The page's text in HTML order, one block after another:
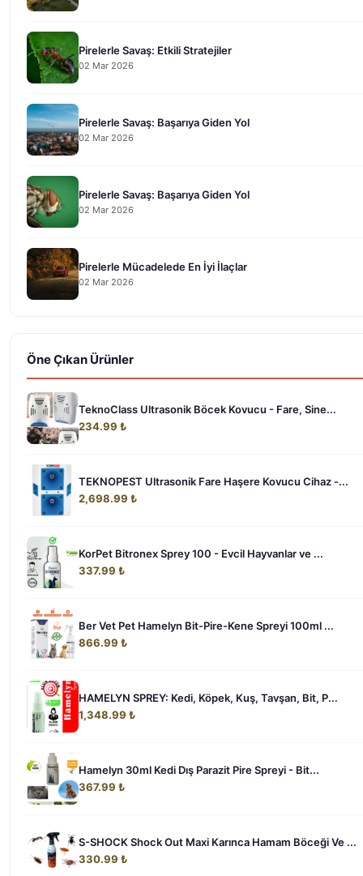
Pirelerle Savaş: Etkili Stratejiler
02 Mar 2026
Pirelerle Savaş: Başarıya Giden Yol
02 Mar 2026
Pirelerle Savaş: Başarıya Giden Yol
02 Mar 2026
Pirelerle Mücadelede En İyi İlaçlar
02 Mar 2026
Öne Çıkan Ürünler
TeknoClass Ultrasonik Böcek Kovucu - Fare, Sine...
234.99 ₺
TEKNOPEST Ultrasonik Fare Haşere Kovucu Cihaz -...
2,698.99 ₺
KorPet Bitronex Sprey 100 - Evcil Hayvanlar ve ...
337.99 ₺
Ber Vet Pet Hamelyn Bit-Pire-Kene Spreyi 100ml ...
866.99 ₺
HAMELYN SPREY: Kedi, Köpek, Kuş, Tavşan, Bit, P...
1,348.99 ₺
Hamelyn 30ml Kedi Dış Parazit Pire Spreyi - Bit...
367.99 ₺
S-SHOCK Shock Out Maxi Karınca Hamam Böceği Ve ...
330.99 ₺